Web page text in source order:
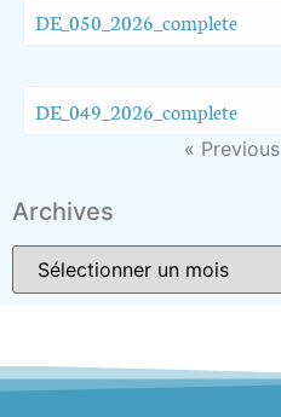
DE_050_2026_complete
DE_049_2026_complete
« Previous
Archives